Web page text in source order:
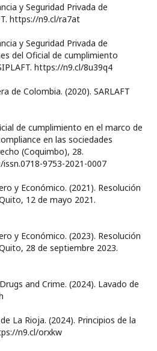
y Seguridad Privada de
https://n9.cl/ra7at
y Seguridad Privada de
del Oficial de cumplimiento
https://n9.cl/8u39q4
de Colombia. (2020). SARLAFT
de cumplimiento en el marco de
en las sociedades
(Coquimbo), 28.
9753-2021-0007
y Económico. (2021). Resolución
12 de mayo 2021.
y Económico. (2023). Resolución
28 de septiembre 2023.
and Crime. (2024). Lavado de
La Rioja. (2024). Principios de la
n9.cl/orxkw